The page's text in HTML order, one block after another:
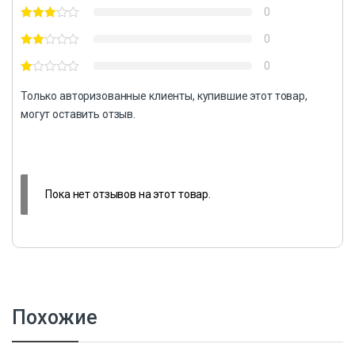
0
0
0
Только авторизованные клиенты, купившие этот товар,
могут оставить отзыв.
Пока нет отзывов на этот товар.
Похожие